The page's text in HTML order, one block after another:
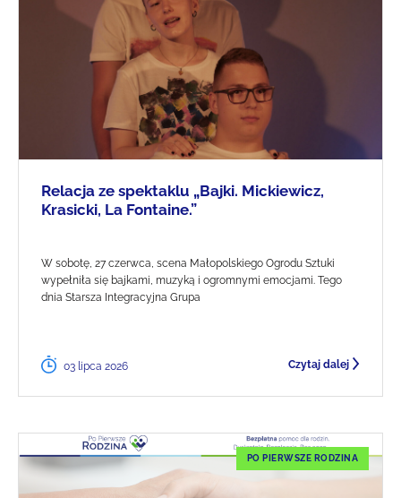
Relacja ze spektaklu „Bajki. Mickiewicz,
Krasicki, La Fontaine.”
W sobotę, 27 czerwca, scena Małopolskiego Ogrodu Sztuki
wypełniła się bajkami, muzyką i ogromnymi emocjami. Tego
dnia Starsza Integracyjna Grupa
03 lipca 2026 Czytaj dalej
PO PIERWSZE RODZINA